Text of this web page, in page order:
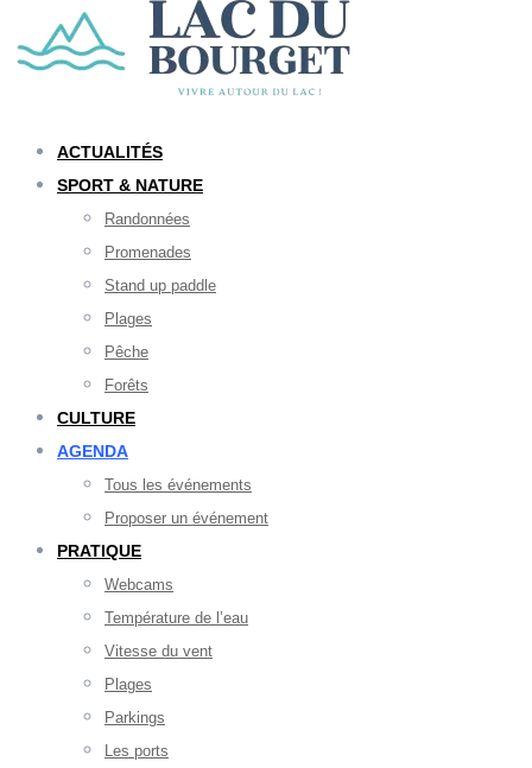
ACTUALITÉS
SPORT & NATURE
Randonnées
Promenades
Stand up paddle
Plages
Pêche
Forêts
CULTURE
AGENDA
Tous les événements
Proposer un événement
PRATIQUE
Webcams
Température de l’eau
Vitesse du vent
Plages
Parkings
Les ports